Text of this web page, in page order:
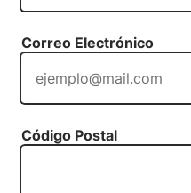
Correo Electrónico
Código Postal